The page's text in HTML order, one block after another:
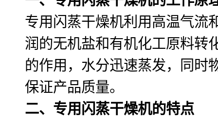
专用闪蒸干燥机利用高温气流
润的无机盐和有机化工原料转
的作用，水分迅速蒸发，同时
保证产品质量。
二、专用闪蒸干燥机的特点